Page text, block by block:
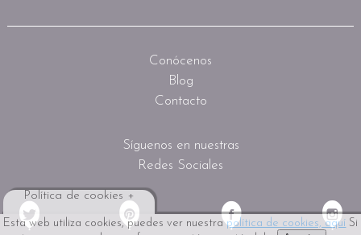
Esta web utiliza cookies, puedes ver nuestrapolítica de cookies, aquí Si
Política de cookies +
Conócenos
Blog
Contacto
Síguenos en nuestras
Redes Sociales